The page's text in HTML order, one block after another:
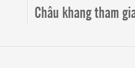
Châu khang tham